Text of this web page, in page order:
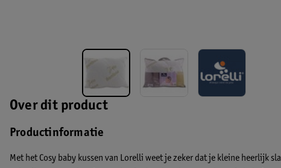
Over dit product
Productinformatie
Met het Cosy baby kussen van Lorelli weet je zeker dat je kleine heerlijk